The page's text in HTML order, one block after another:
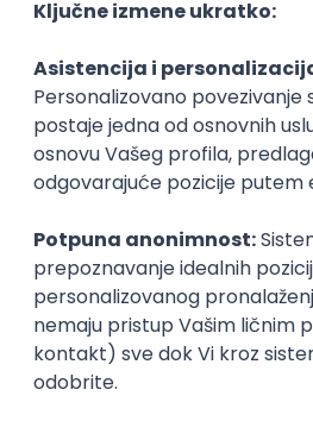
Najnoviji poslovi
inboxu
Prijavi se
Istaknuti poslodavci